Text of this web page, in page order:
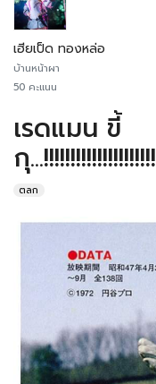
เฮียเป็ด ทองหล่อ
บ้านหน้าผา
50 คะแนน
เรดแมน ขี้
กุ
ตลก